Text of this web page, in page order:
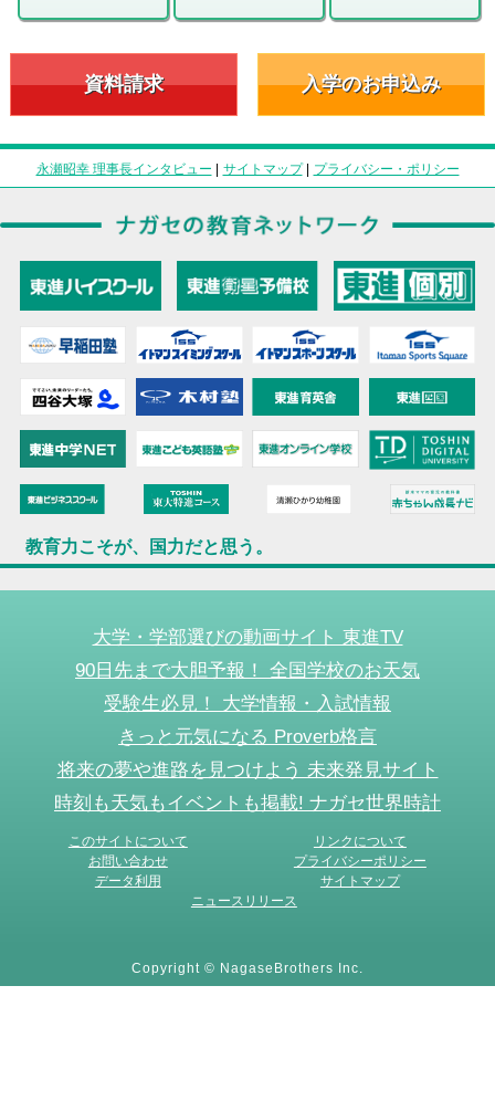
資料請求 入学のお申込み
永瀬昭幸 理事長インタビュー | サイトマップ| プライバシー・ポリシー
教育力こそが、国力だと思う。
大学・学部選びの動画サイト 東進TV
90日先まで大胆予報！ 全国学校のお天気
受験生必見！ 大学情報・入試情報
きっと元気になる Proverb格言
将来の夢や進路を見つけよう 未来発見サイト
時刻も天気もイベントも掲載! ナガセ世界時計
このサイトについて
リンクについて
お問い合わせ
プライバシーポリシー
データ利用
サイトマップ
ニュースリリース
Copyright © NagaseBrothers Inc.